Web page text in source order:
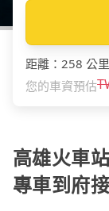
距離 ： 258 公里
您的車資預估
高雄火車
專車到府